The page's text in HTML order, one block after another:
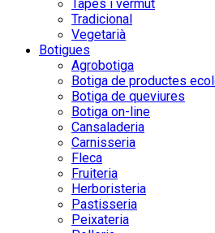
Tapes i vermut
Tradicional
Vegetarià
Botigues
Agrobotiga
Botiga de productes
Botiga de queviures
Botiga on-line
Cansaladeria
Carnisseria
Fleca
Fruiteria
Herboristeria
Pastisseria
Peixateria